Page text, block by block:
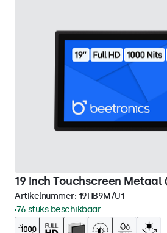
19 Inch Touchscreen
Artikelnummer: 19HB9M/U1
76 stuks beschikbaar